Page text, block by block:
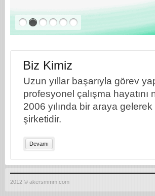
Biz Kimiz
Uzun yıllar başarıyla görev
profesyonel çalışma
2006 yılında bir araya
şirketidir.
Devamı
2012 © akersmmm.com